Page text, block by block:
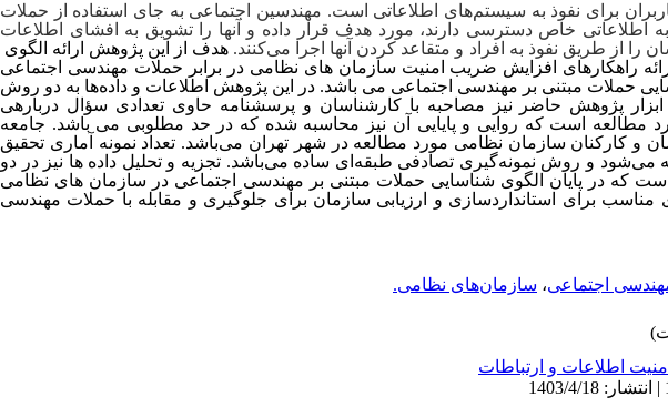
برای نفوذ به سیستم‌های اطلاعاتی است. مهندسین اجتماعی به جای استفاده از حملات
اطلاعاتی خاص دسترسی دارند، مورد هدف قرار داده و آنها را تشویق به افشای اطلاعات
از طریق نفوذ به افراد و متقاعد کردن آنها اجرا می‌کنند. هدف از این پژوهش ارائه الگوی
راهکارهای افزایش ضریب امنیت سازمان های نظامی در برابر حملات مهندسی اجتماعی
حملات مبتنی بر مهندسی اجتماعی می باشد. در این پژوهش اطلاعات و داده‌ها به دو روش
ابزار پژوهش حاضر نیز مصاحبه با کارشناسان و پرسشنامه حاوی تعدادی سؤال درباره­ی
مطالعه است که روایی و پایایی آن نیز محاسبه شده که در حد مطلوبی می باشد. جامعه
و کارکنان سازمان نظامی مورد مطالعه در شهر تهران می‌باشد. تعداد نمونه آماری تحقیق
و روش نمونه‌گیری تصادفی طبقه‌ای ساده می‌باشد. تجزیه و تحلیل داده ها نیز در دو
که در پایان الگوی شناسایی حملات مبتنی بر مهندسی اجتماعی در سازمان های نظامی
و ابزاری مناسب برای استانداردسازی و ارزیابی سازمان برای جلوگیری و مقابله با حملات مهندسی
اجتماعی، سازمان‌های نظامی.
امنیت اطلاعات و ارتباطات